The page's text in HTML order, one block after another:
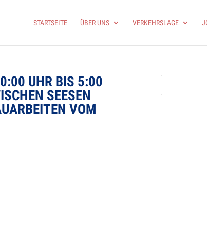
START­SEITE ÜBER UNS VER­KEHRS­LAGE
UHR BIS 5:00
SEE­SEN
VOM